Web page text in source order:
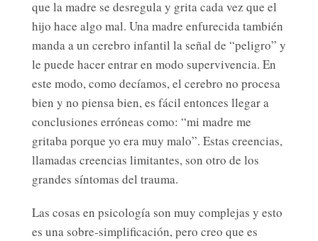
que la madre se desregula y grita cada vez que el
hijo hace algo mal. Una madre enfurecida también
manda a un cerebro infantil la señal de “peligro” y
le puede hacer entrar en modo supervivencia. En
este modo, como decíamos, el cerebro no procesa
bien y no piensa bien, es fácil entonces llegar a
conclusiones erróneas como: “mi madre me
gritaba porque yo era muy malo”. Estas creencias,
llamadas creencias limitantes, son otro de los
grandes síntomas del trauma.
Las cosas en psicología son muy complejas y esto
es una sobre-simplificación, pero creo que es